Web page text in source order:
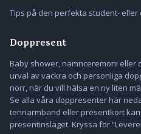
Tips på den perfekta student-
Doppresent
Baby shower, namnceremoni eller
urval av vackra och personliga
norr, när du vill hälsa en ny liten
Se alla våra doppresenter här
tennarmband eller presentkort
presentinslaget. Kryssa för